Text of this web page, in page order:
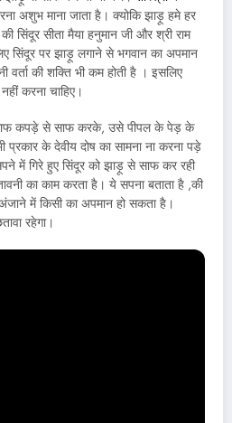
अशुभ माना जाता है। क्योकि झाड़ू हमे हर
सिंदूर सीता मैया हनुमान जी और श्री राम
सिंदूर पर झाड़ू लगाने से भगवान का अपमान
की शक्ति भी कम होती है । इसलिए
करना चाहिए।
कपड़े से साफ करके, उसे पीपल के पेड़ के
प्रकार के देवीय दोष का सामना ना करना पड़े
में गिरे हुए सिंदूर को झाड़ू से साफ कर रही
का काम करता है। ये सपना बताता है ,की
में किसी का अपमान हो सकता है।
रहेगा।